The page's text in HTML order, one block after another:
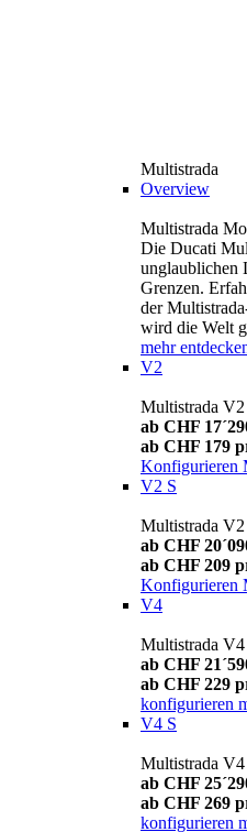
Multistrada
Overview
Multistrada
Die Ducati
unglaublichen
Grenzen.
der
wird die Welt
mehr
V2
Multistrada V2
ab CHF
ab CHF 179
Konfigurieren
V2 S
Multistrada V2
ab CHF
ab CHF 209
Konfigurieren
V4
Multistrada V4
ab CHF
ab CHF 229
konfigurieren
V4 S
Multistrada V4
ab CHF
ab CHF 269
konfigurieren